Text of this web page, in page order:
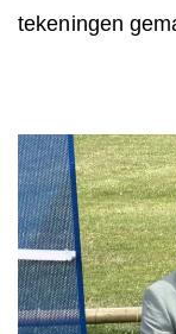
tekeningen